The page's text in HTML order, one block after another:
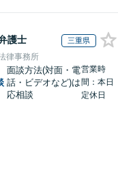
護士 三重県
律事務所
面談方法(対面・電
話・ビデオなど)は
応相談
営業時
間：本日
定休日